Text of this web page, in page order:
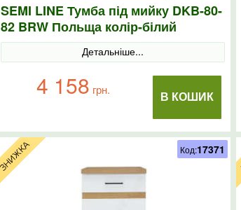
SEMI LINE Тумба під мийку DKB-80-
82 BRW Польща колір-білий
Детальніше...
В КОШИК
4 158 грн.
Код:17371